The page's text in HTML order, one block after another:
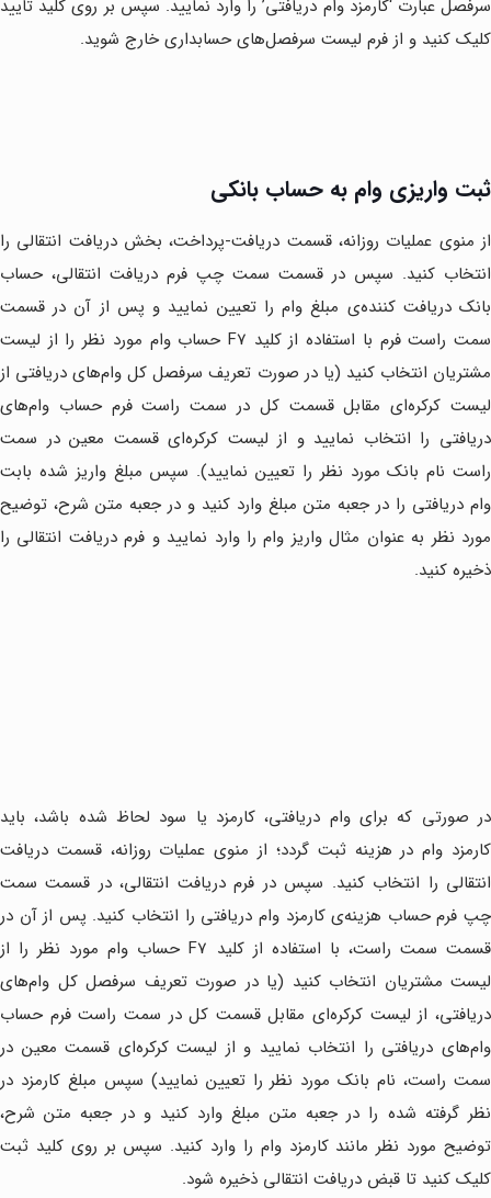
سرفصل عبارت ‘کارمزد وام دریافتی’ را وارد نمایید. سپس بر روی کلید تایید
کلیک کنید و از فرم لیست سرفصل‌های حسابداری خارج شوید.
ثبت واریزی وام به حساب بانکی
از منوی عملیات روزانه، قسمت دریافت-پرداخت، بخش دریافت انتقالی را
انتخاب کنید. سپس در قسمت سمت چپ فرم دریافت انتقالی، حساب
بانک دریافت کننده‌ی مبلغ وام را تعیین نمایید و پس از آن در قسمت
سمت راست فرم با استفاده از کلید F7 حساب وام مورد نظر را از لیست
مشتریان انتخاب کنید (یا در صورت تعریف سرفصل کل وام‌های دریافتی از
لیست کرکره‌ای مقابل قسمت کل در سمت راست فرم حساب وام‌های
دریافتی را انتخاب نمایید و از لیست کرکره‌ای قسمت معین در سمت
راست نام بانک مورد نظر را تعیین نمایید). سپس مبلغ واریز شده بابت
وام دریافتی را در جعبه متن مبلغ وارد کنید و در جعبه متن شرح، توضیح
مورد نظر به عنوان مثال واریز وام را وارد نمایید و فرم دریافت انتقالی را
ذخیره کنید.
در صورتی که برای وام دریافتی، کارمزد یا سود لحاظ شده باشد، باید
کارمزد وام در هزینه ثبت گردد؛ از منوی عملیات روزانه، قسمت دریافت
انتقالی را انتخاب کنید. سپس در فرم دریافت انتقالی، در قسمت سمت
چپ فرم حساب هزینه‌ی کارمزد وام دریافتی را انتخاب کنید. پس از آن در
قسمت سمت راست، با استفاده از کلید F7 حساب وام مورد نظر را از
لیست مشتریان انتخاب کنید (یا در صورت تعریف سرفصل کل وام‌های
دریافتی، از لیست کرکره‌ای مقابل قسمت کل در سمت راست فرم حساب
وام‌های دریافتی را انتخاب نمایید و از لیست کرکره‌ای قسمت معین در
سمت راست، نام بانک مورد نظر را تعیین نمایید) سپس مبلغ کارمزد در
نظر گرفته شده را در جعبه متن مبلغ وارد کنید و در جعبه متن شرح،
توضیح مورد نظر مانند کارمزد وام را وارد کنید. سپس بر روی کلید ثبت
کلیک کنید تا قبض دریافت انتقالی ذخیره شود.